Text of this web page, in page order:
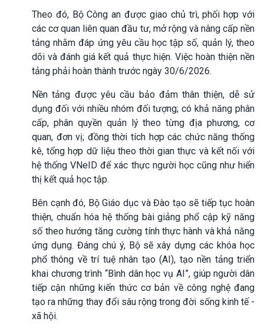
Theo đó, Bộ Công an được giao chủ trì, phối hợp với
các cơ quan liên quan đầu tư, mở rộng và nâng cấp nền
tảng nhằm đáp ứng yêu cầu học tập số, quản lý, theo
dõi và đánh giá kết quả thực hiện. Việc hoàn thiện nền
tảng phải hoàn thành trước ngày 30/6/2026.
Nền tảng được yêu cầu bảo đảm thân thiện, dễ sử
dụng đối với nhiều nhóm đối tượng; có khả năng phân
cấp, phân quyền quản lý theo từng địa phương, cơ
quan, đơn vị; đồng thời tích hợp các chức năng thống
kê, tổng hợp dữ liệu theo thời gian thực và kết nối với
hệ thống VNeID để xác thực người học cũng như hiển
thị kết quả học tập.
Bên cạnh đó, Bộ Giáo dục và Đào tạo sẽ tiếp tục hoàn
thiện, chuẩn hóa hệ thống bài giảng phổ cập kỹ năng
số theo hướng tăng cường tính thực hành và khả năng
ứng dụng. Đáng chú ý, Bộ sẽ xây dựng các khóa học
phổ thông về trí tuệ nhân tạo (AI), tạo nền tảng triển
khai chương trình “Bình dân học vụ AI”, giúp người dân
tiếp cận những kiến thức cơ bản về công nghệ đang
tạo ra những thay đổi sâu rộng trong đời sống kinh tế -
xã hội.